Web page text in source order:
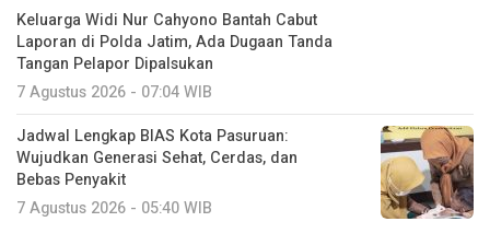
Keluarga Widi Nur Cahyono Bantah Cabut
Laporan di Polda Jatim, Ada Dugaan Tanda
Tangan Pelapor Dipalsukan
7 Agustus 2026 - 07:04 WIB
Jadwal Lengkap BIAS Kota Pasuruan:
Wujudkan Generasi Sehat, Cerdas, dan
Bebas Penyakit
7 Agustus 2026 - 05:40 WIB